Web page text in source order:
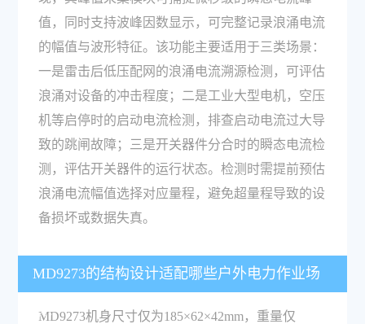
值，同时支持波峰因数显示，可完整记录浪涌电流
的幅值与波形特征。该功能主要适用于三类场景：
一是雷击后低压配网的浪涌电流溯源检测，可评估
浪涌对设备的冲击程度；二是工业大型电机，空压
机等启停时的启动电流检测，排查启动电流过大导
致的跳闸故障；三是开关器件分合时的瞬态电流检
测，评估开关器件的运行状态。检测时需提前预估
浪涌电流幅值选择对应量程，避免超量程导致的设
备损坏或数据失真。
MD9273的结构设计适配哪些户外电力作业场
景？
MD9273机身尺寸仅为185×62×42mm，重量仅